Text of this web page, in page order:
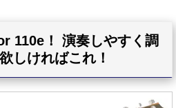
！ 演奏しやすく調
しければこれ！